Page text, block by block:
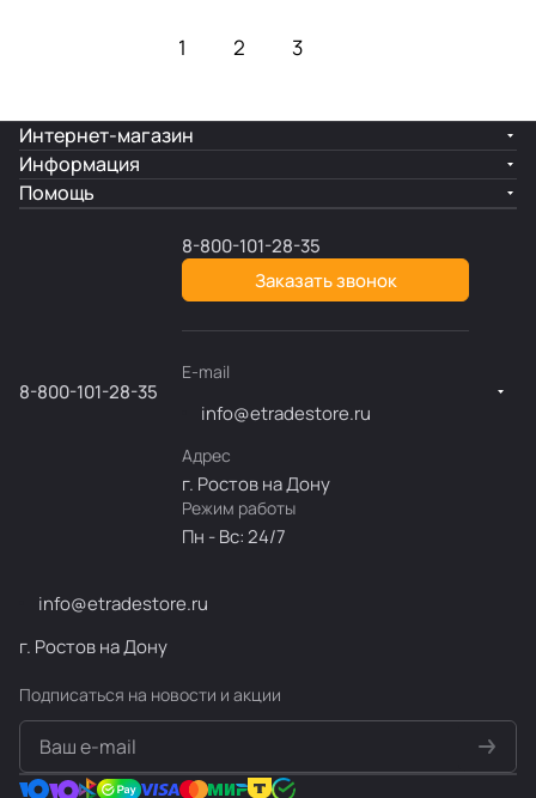
1 2 3
Интернет-магазин
Информация
Помощь
8-800-101-28-35
8-800-101-28-35
Заказать звонок
E-mail
info@etradestore.ru
Адрес
г. Ростов на Дону
Режим работы
Пн - Вс: 24/7
info@etradestore.ru
г. Ростов на Дону
Подписаться на новости и акции